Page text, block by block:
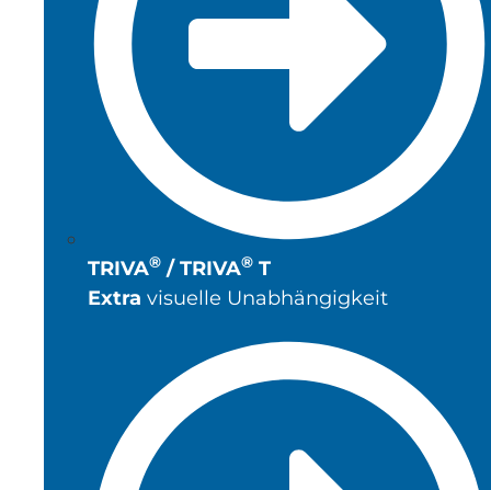
TRIVA® / TRIVA® T
Extra visuelle Unabhängigkeit